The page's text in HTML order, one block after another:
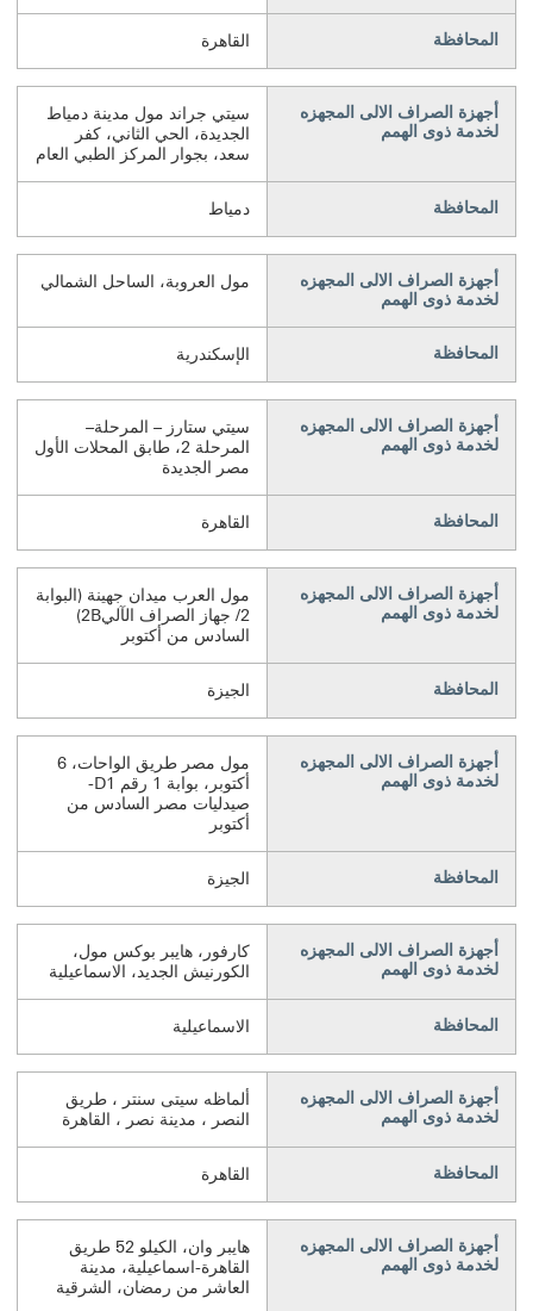
المحافظة القاهرة
أجهزة الصراف الالى المجهزه
لخدمة ذوى الهمم
سيتي جراند مول مدينة دمياط
الجديدة، الحي الثاني، كفر
سعد، بجوار المركز الطبي العام
المحافظة دمياط
أجهزة الصراف الالى المجهزه
لخدمة ذوى الهمم
مول العروبة، الساحل الشمالي
المحافظة الإسكندرية
أجهزة الصراف الالى المجهزه
لخدمة ذوى الهمم
سيتي ستارز – المرحلة–
المرحلة 2، طابق المحلات الأول
مصر الجديدة
المحافظة القاهرة
أجهزة الصراف الالى المجهزه
لخدمة ذوى الهمم
مول العرب ميدان جهينة (البوابة
2/ جهاز الصراف الآلي2B)
السادس من أكتوبر
المحافظة الجيزة
أجهزة الصراف الالى المجهزه
لخدمة ذوى الهمم
مول مصر طريق الواحات، 6
أكتوبر، بوابة 1 رقم D1-
صيدليات مصر السادس من
أكتوبر
المحافظة الجيزة
أجهزة الصراف الالى المجهزه
لخدمة ذوى الهمم
كارفور، هايبر بوكس مول،
الكورنيش الجديد، الاسماعيلية
المحافظة الاسماعيلية
أجهزة الصراف الالى المجهزه
لخدمة ذوى الهمم
ألماظه سيتى سنتر ، طريق
النصر ، مدينة نصر ، القاهرة
المحافظة القاهرة
أجهزة الصراف الالى المجهزه
لخدمة ذوى الهمم
هايبر وان، الكيلو 52 طريق
القاهرة-اسماعيلية، مدينة
العاشر من رمضان، الشرقية